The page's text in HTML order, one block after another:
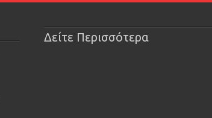
Δείτε Περισσότερα